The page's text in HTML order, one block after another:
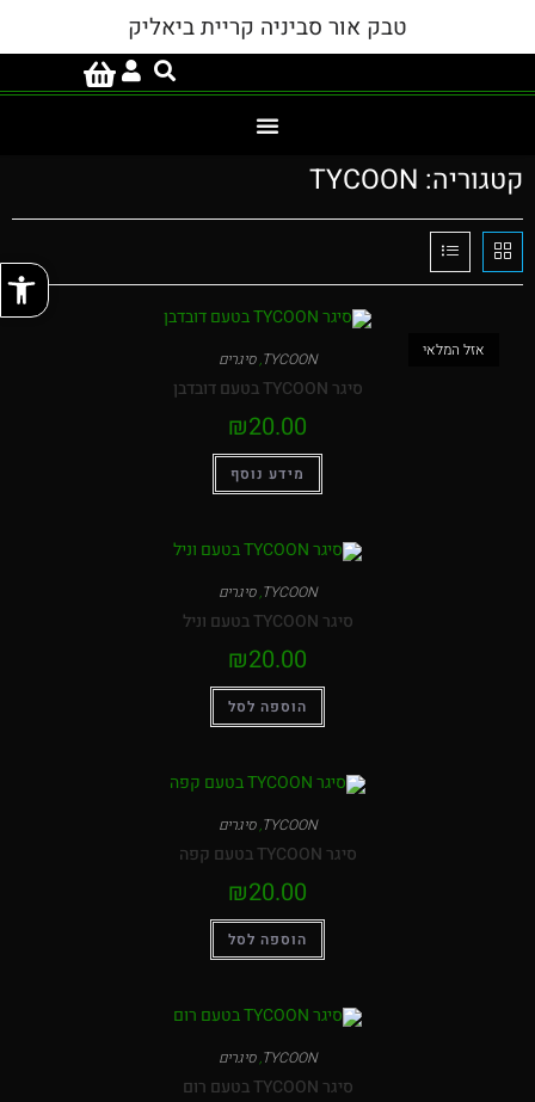
טבק אור סביניה קריית ביאליק
קטגוריה: TYCOON
אזל המלאי TYCOON
,סיגרים
סיגר TYCOON בטעם דובדבן
₪20.00
מידע נוסף
TYCOON
,סיגרים
סיגר TYCOON בטעם וניל
₪20.00
הוספה לסל
TYCOON
,סיגרים
סיגר TYCOON בטעם קפה
₪20.00
הוספה לסל
TYCOON
,סיגרים
סיגר TYCOON בטעם רום